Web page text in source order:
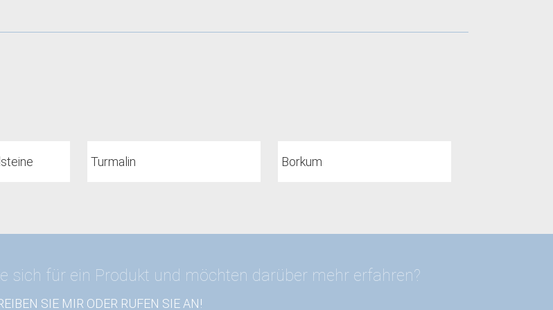
Turmalin Borkum
sich für ein Produkt und möchten darüber mehr erfahren?
SIE MIR ODER RUFEN SIE AN!